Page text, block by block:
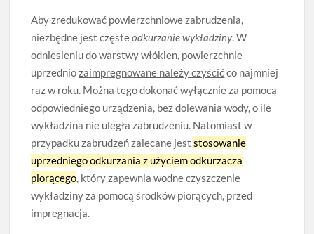
Aby zredukować powierzchniowe zabrudzenia,
niezbędne jest częsteodkurzanie wykładziny. W
odniesieniu do warstwy włókien, powierzchnie
uprzedniozaimpregnowane należy czyścićco najmniej
raz w roku. Można tego dokonać wyłącznie za pomocą
odpowiedniego urządzenia, bez dolewania wody, o ile
wykładzina nie uległa zabrudzeniu. Natomiast w
przypadku zabrudzeń zalecane jeststosowanie
uprzedniego odkurzania z użyciem odkurzacza
piorącego, który zapewnia wodne czyszczenie
wykładziny za pomocą środków piorących, przed
impregnacją.